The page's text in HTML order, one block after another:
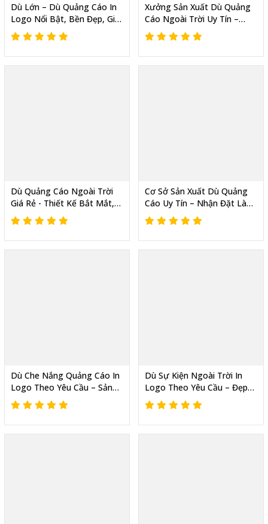
Dù Lớn – Dù Quảng Cáo In
Logo Nổi Bật, Bền Đẹp, Giá
Xưởng Tận Gốc
Xưởng Sản Xuất Dù Quảng
Cáo Ngoài Trời Uy Tín –
Thiết Kế Theo Yêu Cầu, Giá
Tốt
Dù Quảng Cáo Ngoài Trời
Giá Rẻ - Thiết Kế Bắt Mắt,
In Logo Theo Yêu Cầu
Cơ Sở Sản Xuất Dù Quảng
Cáo Uy Tín – Nhận Đặt Làm
Theo Yêu Cầu, Giao Hàng
Toàn Quốc
Dù Che Nắng Quảng Cáo In
Logo Theo Yêu Cầu – Sản
Xuất Nhanh, Giá Tốt, Giao
Hàng Toàn Quốc
Dù Sự Kiện Ngoài Trời In
Logo Theo Yêu Cầu – Đẹp
Bền,Che Nắng Tốt,Giao
Nhanh,Giá Tận Xưởng